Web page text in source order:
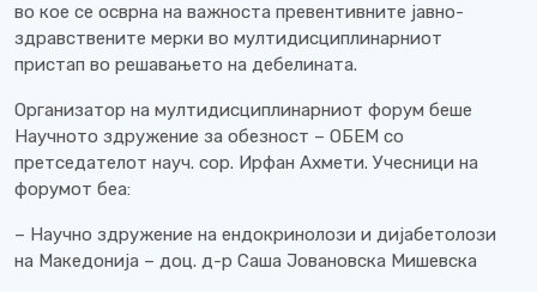
во кое се осврна на важноста превентивните јавно-
здравствените мерки во мултидисциплинарниот
пристап во решавањето на дебелината.
Организатор на мултидисциплинарниот форум беше
Научното здружение за обезност – ОБЕМ со
претседателот науч. сор. Ирфан Ахмети. Учесници на
форумот беа:
– Научно здружение на ендокринолози и дијабетолози
на Македонија – доц. д-р Саша Јовановска Мишевска